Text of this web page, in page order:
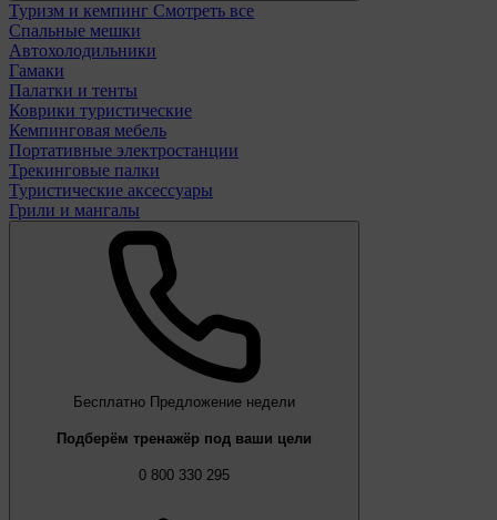
Туризм и кемпинг Смотреть все
Спальные мешки
Автохолодильники
Гамаки
Палатки и тенты
Коврики туристические
Кемпинговая мебель
Портативные электростанции
Трекинговые палки
Туристические аксессуары
Грили и мангалы
Бесплатно Предложение недели
Подберём тренажёр под ваши цели
0 800 330 295